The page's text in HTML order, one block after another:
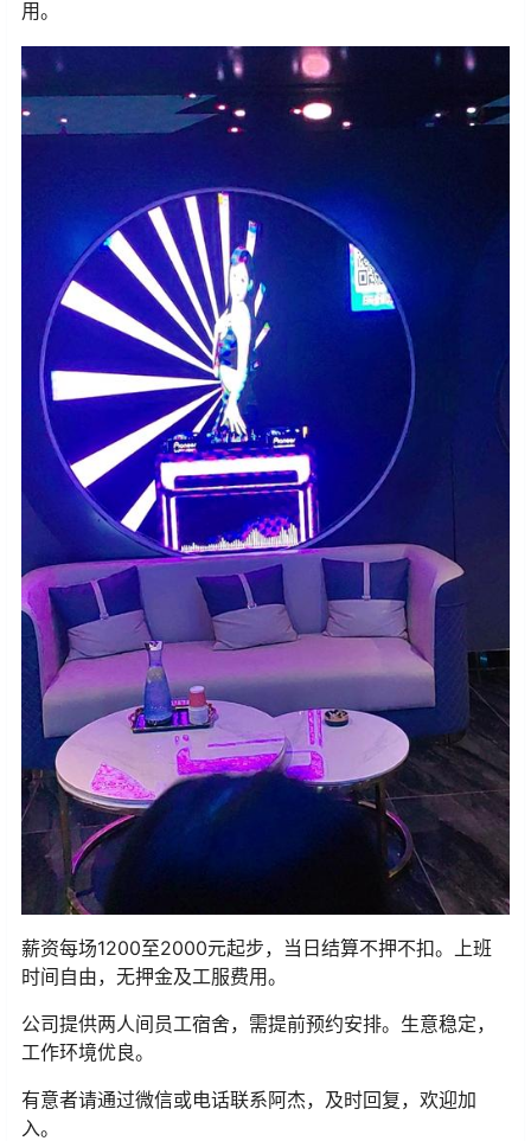
用。
薪资每场1200至2000元起步，当日结算不押不扣。上班
时间自由，无押金及工服费用。
公司提供两人间员工宿舍，需提前预约安排。生意稳定，
工作环境优良。
有意者请通过微信或电话联系阿杰，及时回复，欢迎加
入。